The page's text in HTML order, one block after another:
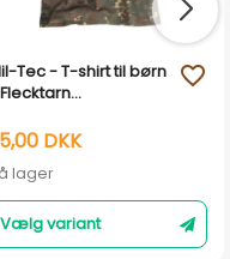
Tec - T-shirt til børn
DKK
lager
Vælg variant
favorite_outline